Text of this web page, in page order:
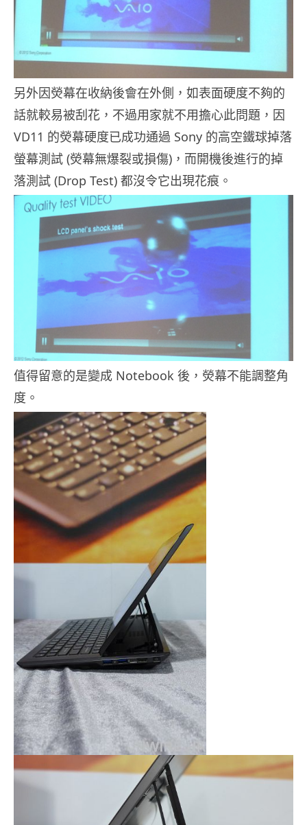
另外因熒幕在收納後會在外側，如表面硬度不夠的
話就較易被刮花，不過用家就不用擔心此問題，因
VD11 的熒幕硬度已成功通過 Sony 的高空鐵球掉落
螢幕測試 (熒幕無爆裂或損傷)，而開機後進行的掉
落測試 (Drop Test) 都沒令它出現花痕。
值得留意的是變成 Notebook 後，熒幕不能調整角
度。